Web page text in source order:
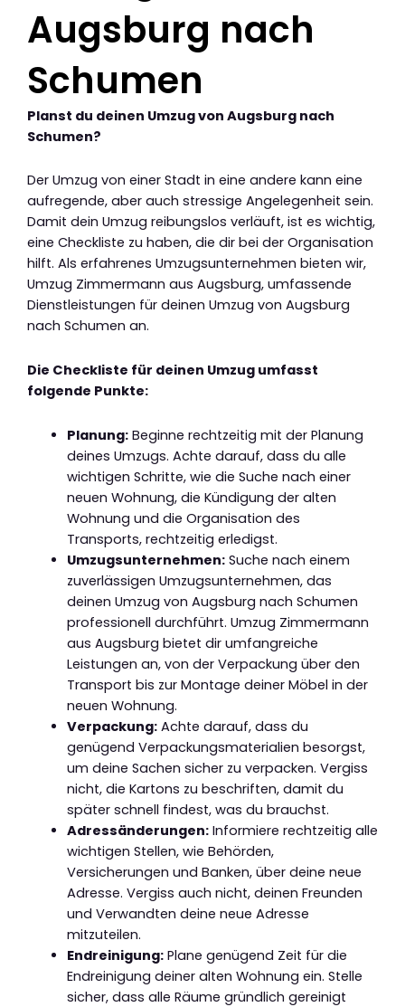
Augsburg nach
Schumen
Planst du deinen Umzug von Augsburg nach
Schumen?
Der Umzug von einer Stadt in eine andere kann eine
aufregende, aber auch stressige Angelegenheit sein.
Damit dein Umzug reibungslos verläuft, ist es wichtig,
eine Checkliste zu haben, die dir bei der Organisation
hilft. Als erfahrenes Umzugsunternehmen bieten wir,
Umzug Zimmermann aus Augsburg, umfassende
Dienstleistungen für deinen Umzug von Augsburg
nach Schumen an.
Die Checkliste für deinen Umzug umfasst
folgende Punkte:
Planung:Beginne rechtzeitig mit der Planung
deines Umzugs. Achte darauf, dass du alle
wichtigen Schritte, wie die Suche nach einer
neuen Wohnung, die Kündigung der alten
Wohnung und die Organisation des
Transports, rechtzeitig erledigst.
Umzugsunternehmen:Suche nach einem
zuverlässigen Umzugsunternehmen, das
deinen Umzug von Augsburg nach Schumen
professionell durchführt. Umzug Zimmermann
aus Augsburg bietet dir umfangreiche
Leistungen an, von der Verpackung über den
Transport bis zur Montage deiner Möbel in der
neuen Wohnung.
Verpackung:Achte darauf, dass du
genügend Verpackungsmaterialien besorgst,
um deine Sachen sicher zu verpacken. Vergiss
nicht, die Kartons zu beschriften, damit du
später schnell findest, was du brauchst.
Adressänderungen:Informiere rechtzeitig alle
wichtigen Stellen, wie Behörden,
Versicherungen und Banken, über deine neue
Adresse. Vergiss auch nicht, deinen Freunden
und Verwandten deine neue Adresse
mitzuteilen.
Endreinigung:Plane genügend Zeit für die
Endreinigung deiner alten Wohnung ein. Stelle
sicher, dass alle Räume gründlich gereinigt